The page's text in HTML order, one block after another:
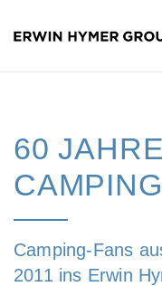
60
Camping-Fans
2011 ins Erwin